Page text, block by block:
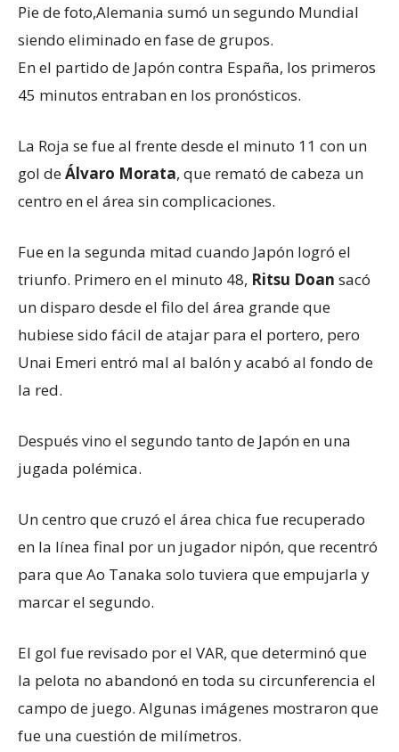
Pie de foto,Alemania sumó un segundo Mundial
siendo eliminado en fase de grupos.
En el partido de Japón contra España, los primeros
45 minutos entraban en los pronósticos.
La Roja se fue al frente desde el minuto 11 con un
gol deÁlvaro Morata, que remató de cabeza un
centro en el área sin complicaciones.
Fue en la segunda mitad cuando Japón logró el
triunfo. Primero en el minuto 48, Ritsu Doan sacó
un disparo desde el filo del área grande que
hubiese sido fácil de atajar para el portero, pero
Unai Emeri entró mal al balón y acabó al fondo de
la red.
Después vino el segundo tanto de Japón en una
jugada polémica.
Un centro que cruzó el área chica fue recuperado
en la línea final por un jugador nipón, que recentró
para que Ao Tanaka solo tuviera que empujarla y
marcar el segundo.
El gol fue revisado por el VAR, que determinó que
la pelota no abandonó en toda su circunferencia el
campo de juego. Algunas imágenes mostraron que
fue una cuestión de milímetros.